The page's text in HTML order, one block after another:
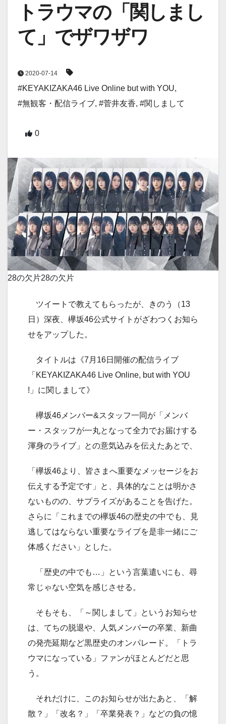
トラウマの「関しまし
て」でザワザワ
2020-07-14
#KEYAKIZAKA46 Live Online but with YOU,
#無観客・配信ライブ, #菅井友香, #関しまして
0
28の欠片28の欠片
ツイートで教えてもらったが、きのう（13
日）深夜、欅坂46公式サイトがざわつくお知ら
せをアップした。
タイトルは《7月16日開催の配信ライブ
「KEYAKIZAKA46 Live Online, but with YOU
!」に関しまして》
欅坂46メンバー&スタッフ一同が「メンバ
ー・スタッフが一丸となって全力でお届けする
渾身のライブ」との意気込みを伝えたあとで、
「欅坂46より、皆さまへ重要なメッセージをお
伝えする予定です」と、具体的なことは明かさ
ないものの、サプライズがあることを告げた。
さらに「これまでの欅坂46の歴史の中でも、見
逃してはならない重要なライブを是非一緒にご
体感ください」とした。
「歴史の中でも…」という言葉遣いにも、尋
常じゃない空気を感じさせる。
そもそも、「～関しまして」というお知らせ
は、てちの脱退や、人気メンバーの卒業、新曲
の発売延期など黒歴史のオンパレード。「トラ
ウマになっている」ファンがほとんどだと思
う。
それだけに、このお知らせが出たあと、「解
散？」「改名？」「卒業発表？」などの負の憶